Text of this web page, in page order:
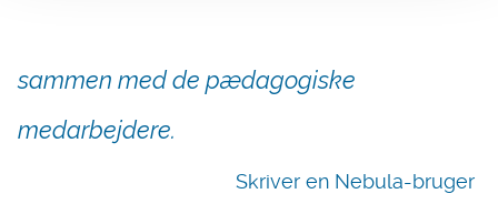
sammen med de pædagogiske
medarbejdere.
Skriver en Nebula-bruger